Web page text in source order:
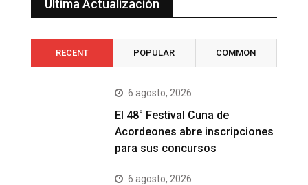
Última Actualización
RECENT POPULAR COMMON
6 agosto, 2026
El 48° Festival Cuna de
Acordeones abre inscripciones
para sus concursos
6 agosto, 2026